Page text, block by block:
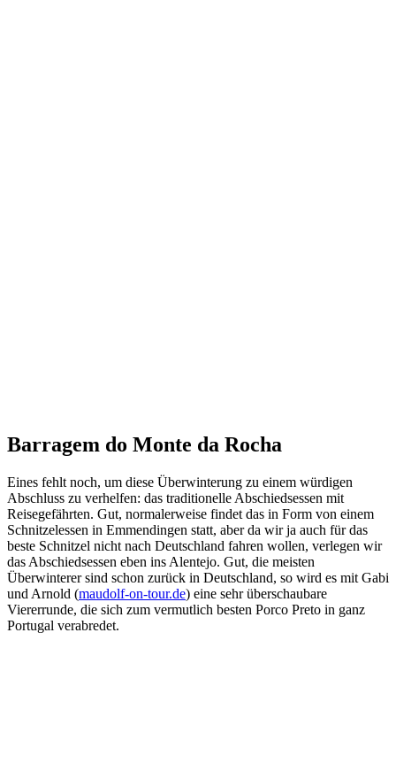
Barragem do Monte da Rocha
Eines fehlt noch, um diese Überwinterung zu einem würdigen
Abschluss zu verhelfen: das traditionelle Abschiedsessen mit
Reisegefährten. Gut, normalerweise findet das in Form von einem
Schnitzelessen in Emmendingen statt, aber da wir ja auch für das
beste Schnitzel nicht nach Deutschland fahren wollen, verlegen wir
das Abschiedsessen eben ins Alentejo. Gut, die meisten
Überwinterer sind schon zurück in Deutschland, so wird es mit Gabi
und Arnold (maudolf-on-tour.de) eine sehr überschaubare
Viererrunde, die sich zum vermutlich besten Porco Preto in ganz
Portugal verabredet.